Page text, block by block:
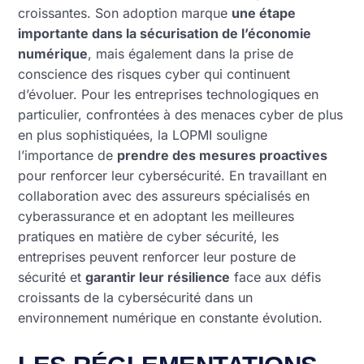
croissantes. Son adoption marque une étape
importante dans la sécurisation de l’économie
numérique, mais également dans la prise de
conscience des risques cyber qui continuent
d’évoluer. Pour les entreprises technologiques en
particulier, confrontées à des menaces cyber de plus
en plus sophistiquées, la LOPMI souligne
l’importance de prendre des mesures proactives
pour renforcer leur cybersécurité. En travaillant en
collaboration avec des assureurs spécialisés en
cyberassurance et en adoptant les meilleures
pratiques en matière de cyber sécurité, les
entreprises peuvent renforcer leur posture de
sécurité etgarantir leur résilience face aux défis
croissants de la cybersécurité dans un
environnement numérique en constante évolution.